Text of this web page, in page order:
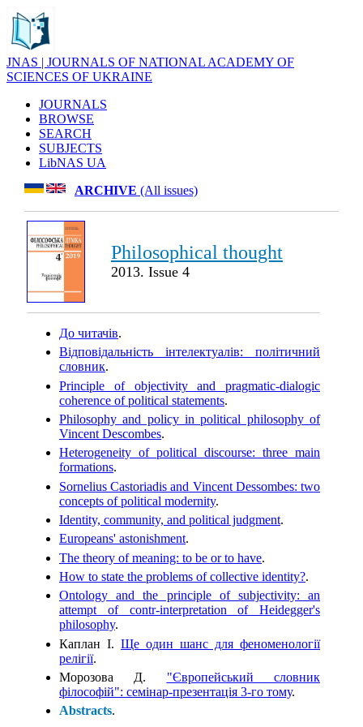
JNAS | JOURNALS OF NATIONAL ACADEMY OF
SCIENCES OF UKRAINE
JOURNALS
BROWSE
SEARCH
SUBJECTS
LibNAS UA
ARCHIVE (All issues)
Philosophical thought
2013. Issue 4
До читачів.
Відповідальність інтелектуалів: політичний
словник.
Principle of objectivity and pragmatic-dialogic
coherence of political statements.
Philosophy and policy in political philosophy of
Vincent Descombes.
Heterogeneity of political discourse: three main
formations.
Sornelius Castoriadis and Vincent Dessombes: two
concepts of political modernity.
Identity, community, and political judgment.
Europeans' astonishment.
The theory of meaning: to be or to have.
How to state the problems of collective identity?.
Ontology and the principle of subjectivity: an
attempt of contr-interpretation of Heidegger's
philosophy.
Каплан І. Ще один шанс для феноменології
релігії.
Морозова Д. "Європейський словник
філософій": семінар-презентація 3-го тому.
Abstracts.